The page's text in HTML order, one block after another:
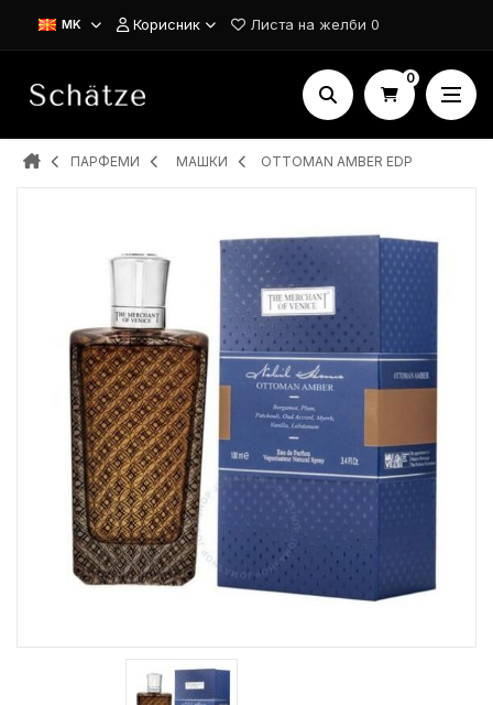
MK Корисник Листа на желби 0
0
ПАРФЕМИ MAШКИ OTTOMAN AMBER EDP